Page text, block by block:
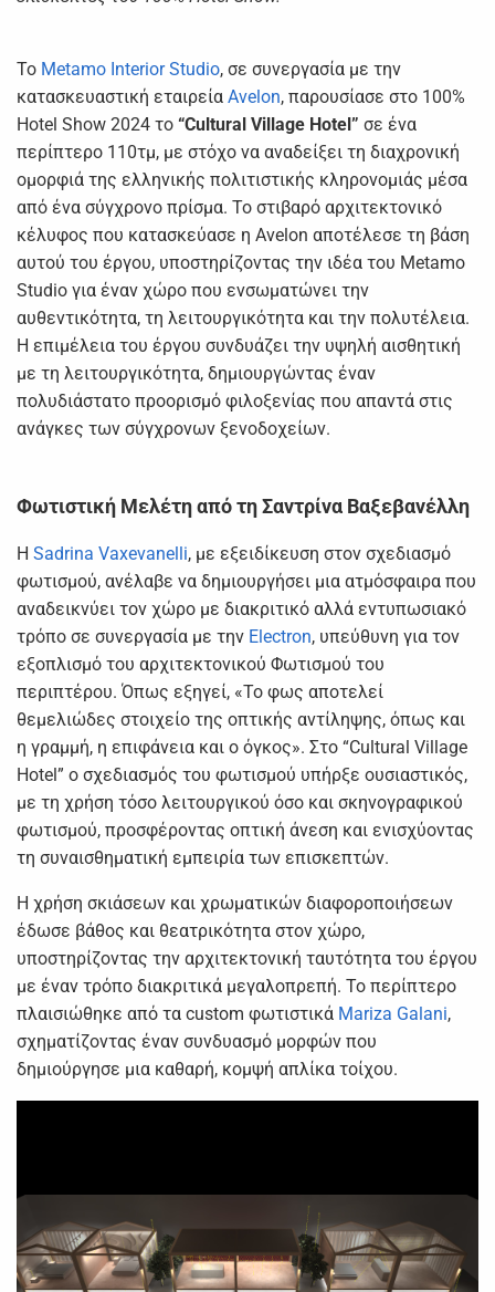
Το Metamo Interior Studio, σε συνεργασία με την
κατασκευαστική εταιρεία Avelon, παρουσίασε στο 100%
Hotel Show 2024 το “Cultural Village Hotel” σε ένα
περίπτερο 110τμ, με στόχο να αναδείξει τη διαχρονική
ομορφιά της ελληνικής πολιτιστικής κληρονομιάς μέσα
από ένα σύγχρονο πρίσμα. Το στιβαρό αρχιτεκτονικό
κέλυφος που κατασκεύασε η Avelon αποτέλεσε τη βάση
αυτού του έργου, υποστηρίζοντας την ιδέα του Metamo
Studio για έναν χώρο που ενσωματώνει την
αυθεντικότητα, τη λειτουργικότητα και την πολυτέλεια.
Η επιμέλεια του έργου συνδυάζει την υψηλή αισθητική
με τη λειτουργικότητα, δημιουργώντας έναν
πολυδιάστατο προορισμό φιλοξενίας που απαντά στις
ανάγκες των σύγχρονων ξενοδοχείων.
Φωτιστική Μελέτη από τη Σαντρίνα Βαξεβανέλλη
Η Sadrina Vaxevanelli, με εξειδίκευση στον σχεδιασμό
φωτισμού, ανέλαβε να δημιουργήσει μια ατμόσφαιρα που
αναδεικνύει τον χώρο με διακριτικό αλλά εντυπωσιακό
τρόπο σε συνεργασία με την Electron, υπεύθυνη για τον
εξοπλισμό του αρχιτεκτονικού Φωτισμού του
περιπτέρου. Όπως εξηγεί, «Το φως αποτελεί
θεμελιώδες στοιχείο της οπτικής αντίληψης, όπως και
η γραμμή, η επιφάνεια και ο όγκος». Στο “Cultural Village
Hotel” ο σχεδιασμός του φωτισμού υπήρξε ουσιαστικός,
με τη χρήση τόσο λειτουργικού όσο και σκηνογραφικού
φωτισμού, προσφέροντας οπτική άνεση και ενισχύοντας
τη συναισθηματική εμπειρία των επισκεπτών.
Η χρήση σκιάσεων και χρωματικών διαφοροποιήσεων
έδωσε βάθος και θεατρικότητα στον χώρο,
υποστηρίζοντας την αρχιτεκτονική ταυτότητα του έργου
με έναν τρόπο διακριτικά μεγαλοπρεπή. Το περίπτερο
πλαισιώθηκε από τα custom φωτιστικά Mariza Galani,
σχηματίζοντας έναν συνδυασμό μορφών που
δημιούργησε μια καθαρή, κομψή απλίκα τοίχου.